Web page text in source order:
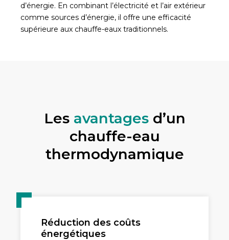
d’énergie. En combinant l’électricité et l’air extérieur
comme sources d’énergie, il offre une efficacité
supérieure aux chauffe-eaux traditionnels.
Les avantagesd’un
chauffe-eau
thermodynamique
Réduction des coûts
énergétiques